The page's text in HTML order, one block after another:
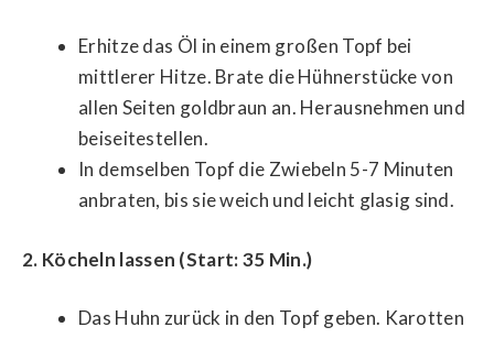
Erhitze das Öl in einem großen Topf bei
mittlerer Hitze. Brate die Hühnerstücke von
allen Seiten goldbraun an. Herausnehmen und
beiseitestellen.
In demselben Topf die Zwiebeln 5-7 Minuten
anbraten, bis sie weich und leicht glasig sind.
2. Köcheln lassen (Start: 35 Min.)
Das Huhn zurück in den Topf geben. Karotten